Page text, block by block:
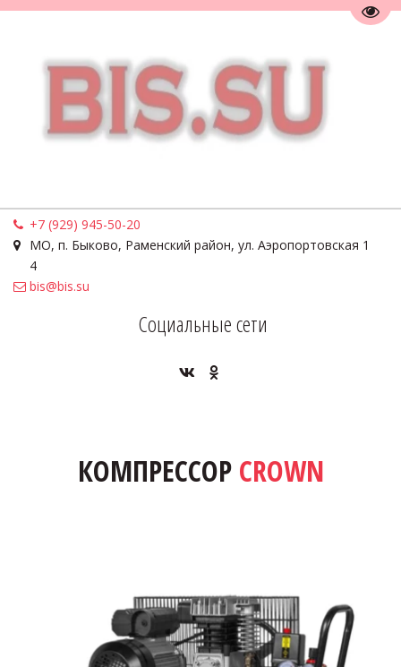
+7 (929) 945-50-20
МО, п. Быково, Раменский район, ул. Аэропортовская 1
4
bis@bis.su
Социальные сети
КОМПРЕССОР CROWN